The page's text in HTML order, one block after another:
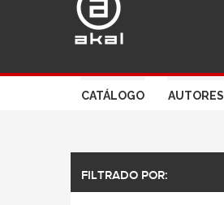
CATÁLOGO AUTORES
FILTRADO POR: